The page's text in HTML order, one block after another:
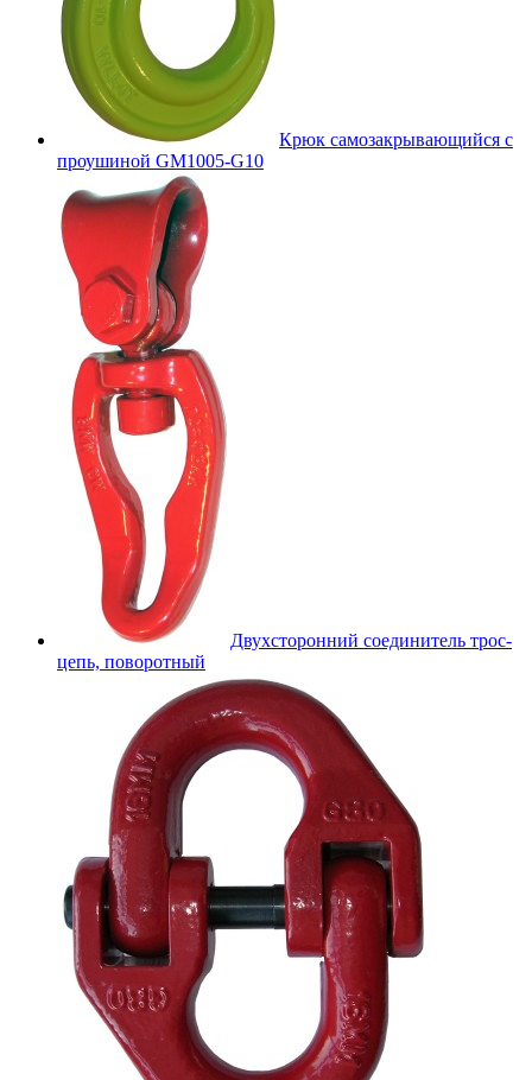
Крюк самозакрывающийся с
проушиной GM1005-G10
Двухсторонний соединитель трос-
цепь, поворотный